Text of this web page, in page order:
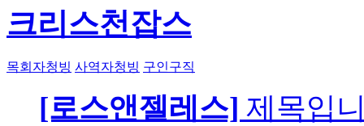
크리스천잡스
목회자청빙 사역자청빙 구인구직
[로스앤젤레스] 제목입